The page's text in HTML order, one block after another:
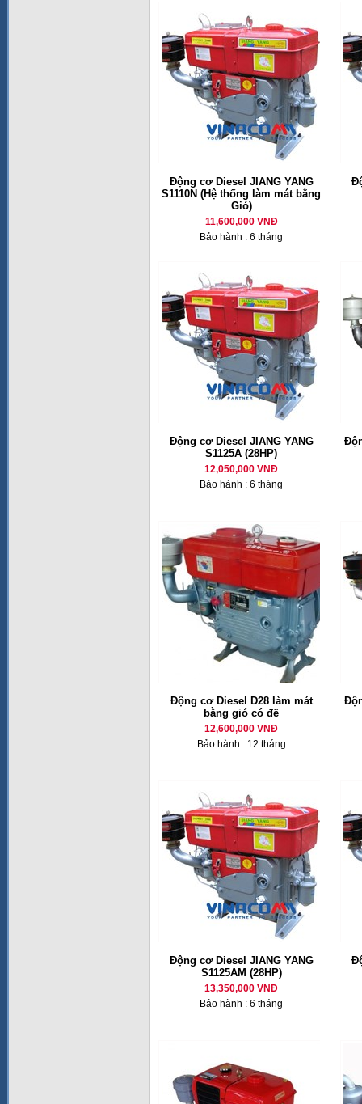
Động cơ Diesel JIANG YANG
S1110N (Hệ thống làm mát bằng
Gió)
11,600,000 VNĐ
Bảo hành : 6 tháng
Động cơ Diesel JIANG YANG
S1125A (28HP)
12,050,000 VNĐ
Bảo hành : 6 tháng
Động cơ Diesel D28 làm mát
bằng gió có đề
12,600,000 VNĐ
Bảo hành : 12 tháng
Động cơ Diesel JIANG YANG
S1125AM (28HP)
13,350,000 VNĐ
Bảo hành : 6 tháng